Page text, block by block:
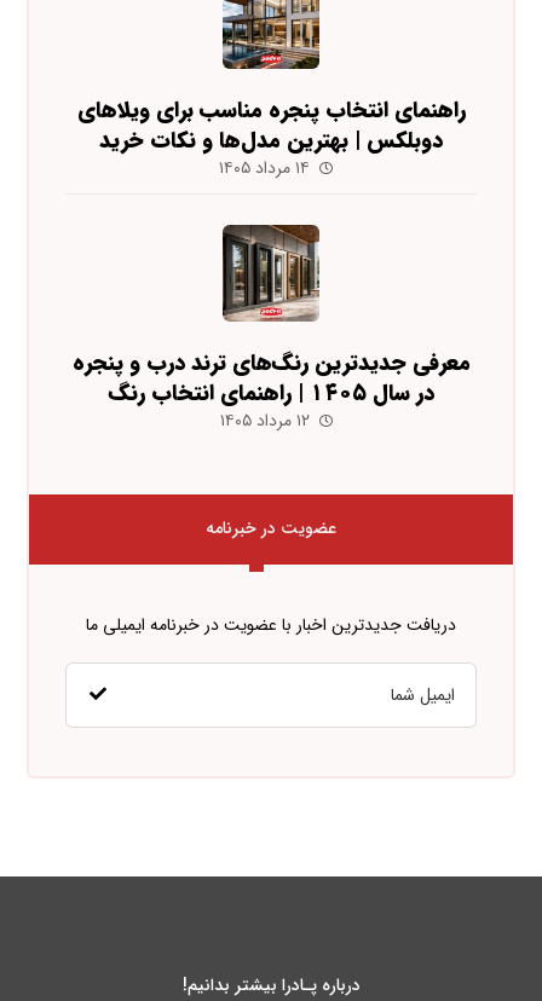
راهنمای انتخاب پنجره مناسب برای ویلاهای
دوبلکس | بهترین مدل‌ها و نکات خرید
۱۴ مرداد ۱۴۰۵
معرفی جدیدترین رنگ‌های ترند درب و پنجره
در سال ۱۴۰۵ | راهنمای انتخاب رنگ
۱۲ مرداد ۱۴۰۵
عضویت در خبرنامه
دریافت جدیدترین اخبار با عضویت در خبرنامه ایمیلی ما
درباره پـادرا بیشتر بدانیم!